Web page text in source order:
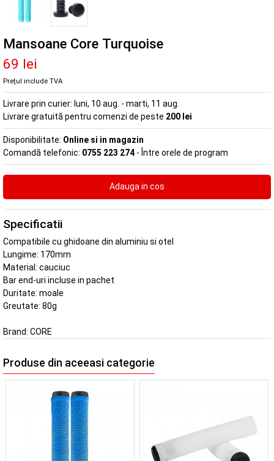
Mansoane Core Turquoise
69 lei
Prețul include TVA
Livrare prin curier: luni, 10 aug. - marti, 11 aug.
Livrare gratuită pentru comenzi de peste 200 lei
Disponibilitate: Online si in magazin
Comandă telefonic: 0755 223 274 - Între orele de program
Specificatii
Compatibile cu ghidoane din aluminiu si otel
Lungime: 170mm
Material: cauciuc
Bar end-uri incluse in pachet
Duritate: moale
Greutate: 80g
Brand: CORE
Produse din aceeasi categorie